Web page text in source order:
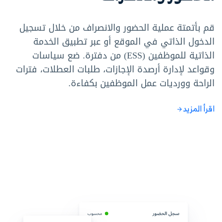
قم بأتمتة عملية الحضور والانصراف من خلال تسجيل
الدخول الذاتي في الموقع أو عبر تطبيق الخدمة
الذاتية للموظفين (ESS) من دفترة. ضع سياسات
وقواعد لإدارة أرصدة الإجازات، طلبات العطلات، فترات
الراحة وورديات عمل الموظفين بكفاءة.
اقرأ المزيد